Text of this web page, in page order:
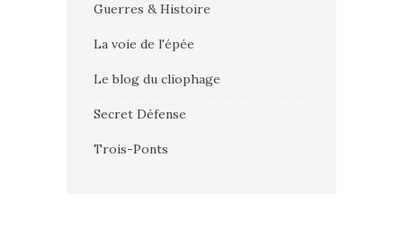
Guerres & Histoire
La voie de l'épée
Le blog du cliophage
Secret Défense
Trois-Ponts